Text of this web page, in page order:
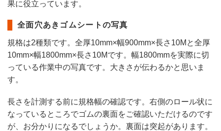
果に役立っています。
全面穴あきゴムシートの写真
規格は2種類です。全厚10mm×幅900mm×長さ10Mと全厚
10mm×幅1800mm×長さ10Mです。幅1800mmを実際に切
っている作業中の写真です。大きさが伝わるかと思いま
す。
長さを計測する前に規格幅の確認です。右側のロール状に
なっているところでゴムの裏面をご確認いただけるのです
が、お分かりになるでしょうか。裏面は突起があります。